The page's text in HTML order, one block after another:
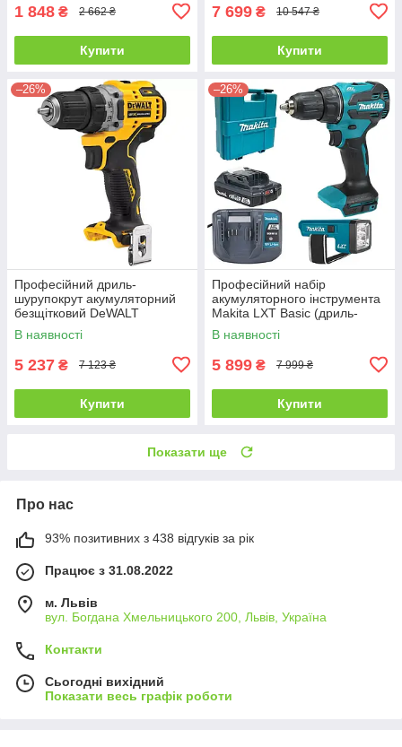
1 848 ₴ 2 662 ₴
Купити
7 699 ₴ 10 547 ₴
Купити
–26%
Професійний дриль-
шурупокрут акумуляторний
безщітковий DeWALT
DCD701N : без АКБ, 57.5Нм
(DCD701N)
В наявності
5 237 ₴ 7 123 ₴
Купити
–26%
Професійний набір
акумуляторного інструмента
Makita LXT Basic (дриль-
шурупокрут DDF490WV +
ліхтар DEBDML186)
В наявності
5 899 ₴ 7 999 ₴
Купити
Показати ще
Про нас
93% позитивних з 438 відгуків за рік
Працює з 31.08.2022
м. Львів
вул. Богдана Хмельницького 200, Львів, Україна
Контакти
Сьогодні вихідний
Показати весь графік роботи